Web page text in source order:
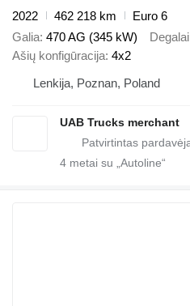
2022
462 218 km
Euro 6
Galia 470 AG (345 kW) Degalai
Ašių konfigūracija 4x2
Lenkija, Poznan, Poland
UAB Trucks merchant
4 metai su „Autoline“